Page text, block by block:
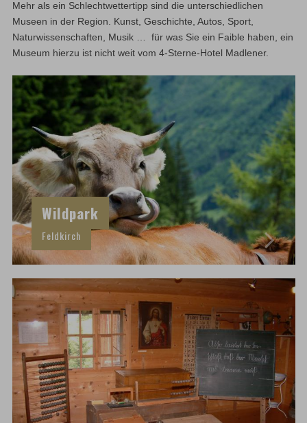
Mehr als ein Schlechtwettertipp sind die unterschiedlichen
Museen in der Region. Kunst, Geschichte, Autos, Sport,
Naturwissenschaften, Musik … für was Sie ein Faible haben, ein
Museum hierzu ist nicht weit vom 4-Sterne-Hotel Madlener.
Wildpark
Feldkirch